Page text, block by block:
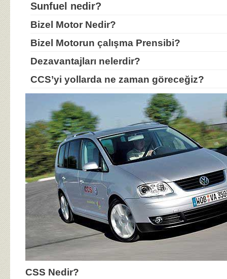
Sunfuel nedir?
Bizel Motor Nedir?
Bizel Motorun çalışma Prensibi?
Dezavantajları nelerdir?
CCS’yi yollarda ne zaman göreceğiz?
CSS Nedir?